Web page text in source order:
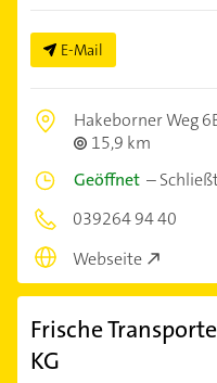
E-Mail
Hakeborner Weg
15,9 km
Geöffnet –
039264 94 40
Webseite
Frische
KG